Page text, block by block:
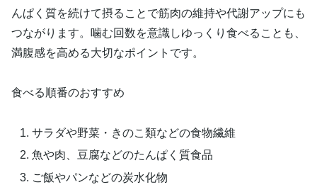
んぱく質を続けて摂ることで筋肉の維持や代謝アップにも
つながります。噛む回数を意識しゆっくり食べることも、
満腹感を高める大切なポイントです。
食べる順番のおすすめ
サラダや野菜・きのこ類などの食物繊維
魚や肉、豆腐などのたんぱく質食品
ご飯やパンなどの炭水化物